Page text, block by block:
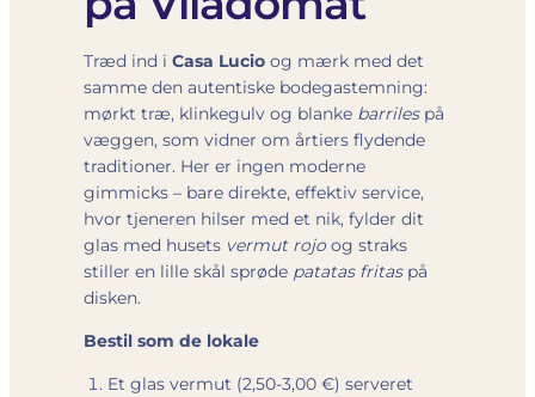
Træd ind i Casa Lucio og mærk med det
samme den autentiske bodega­stemning:
mørkt træ, klinkegulv og blanke barrilespå
væggen, som vidner om årtiers flydende
traditioner. Her er ingen moderne
gimmicks – bare direkte, effektiv service,
hvor tjeneren hilser med et nik, fylder dit
glas med husets vermut rojoog straks
stiller en lille skål sprøde patatas fritaspå
disken.
Bestil som de lokale
Et glas vermut (2,50-3,00 €) serveret